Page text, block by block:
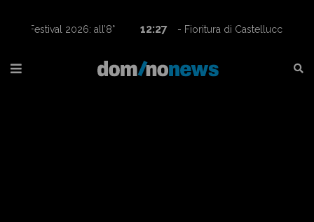
12:27
- Fioritura di Castelluccio, tornano le navette